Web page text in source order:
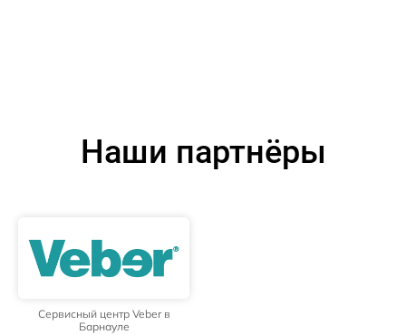
Наши партнёры
Сервисный центр Veber в
Барнауле